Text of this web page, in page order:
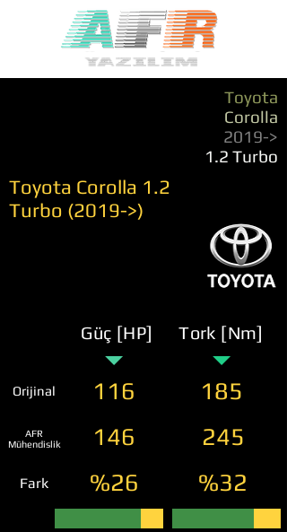
Toyota
Corolla
2019->
1.2 Turbo
Toyota Corolla 1.2
Turbo (2019->)
Güç [HP] Tork [Nm]
Orijinal 116 185
AFR
Mühendislik
146 245
Fark %26 %32